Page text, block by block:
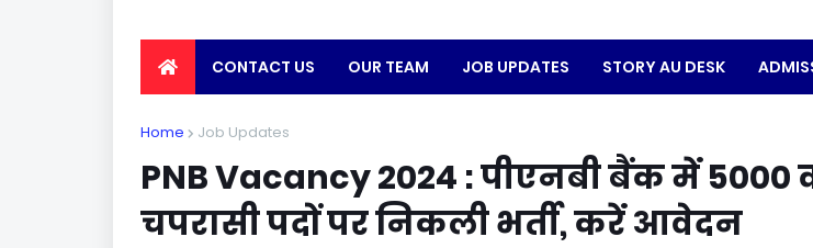
CONTACT US OUR TEAM JOB UPDATES STORY AU DESK
EARN MONEY
Home Job Updates
PNB Vacancy 2024 : पीएनबी बैंक में 5000
चपरासी पदों पर निकली भर्ती, करें आवेदन